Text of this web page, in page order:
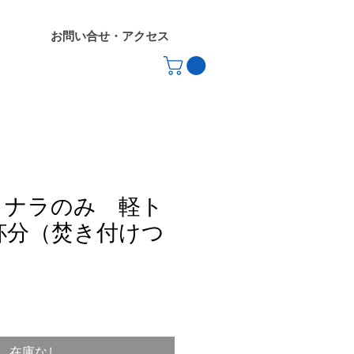
お問い合せ・アクセス
ナラのみ 軽ト
分（焚き付けつ